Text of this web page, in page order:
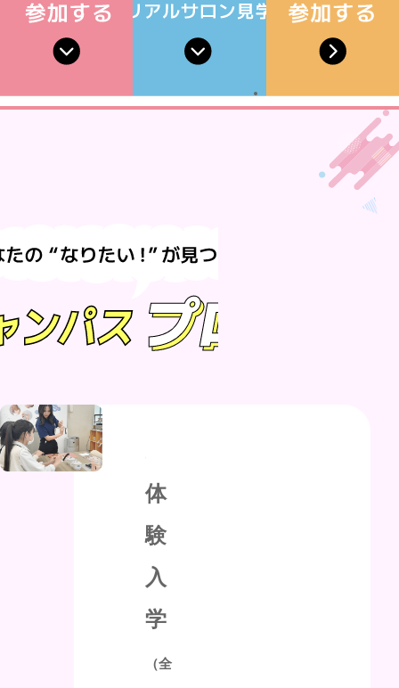
体
験
入
学
（全